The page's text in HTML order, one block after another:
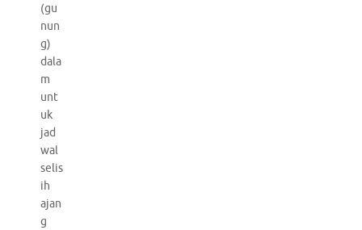
(gu
nun
g)
dala
m
unt
uk
jad
wal
selis
ih
ajan
g